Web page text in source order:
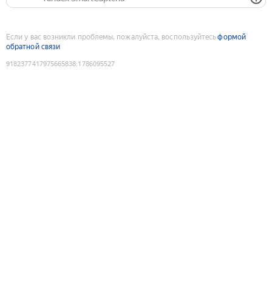
Если у вас возникли проблемы, пожалуйста, воспользуйтесьформой
обратной связи
9182377417975665838:1786095527